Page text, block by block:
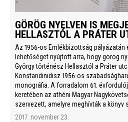
GÖRÖG NYELVEN IS
HELLASZTÓL A PRÁTER
Az 1956-os Emlékbizottság pályázatán
lehetőséget nyújtott arra, hogy görög
György történész Hellasztól a Práter
Konstandinidisz 1956-os
monográfia. A forradalom 61.
keretében az athéni Magyar
szervezett, amelyre meghívták a könyv
2017. november 23.